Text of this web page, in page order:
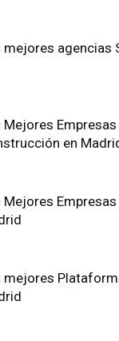
mejores agencias
Mejores
en
Mejores
mejores